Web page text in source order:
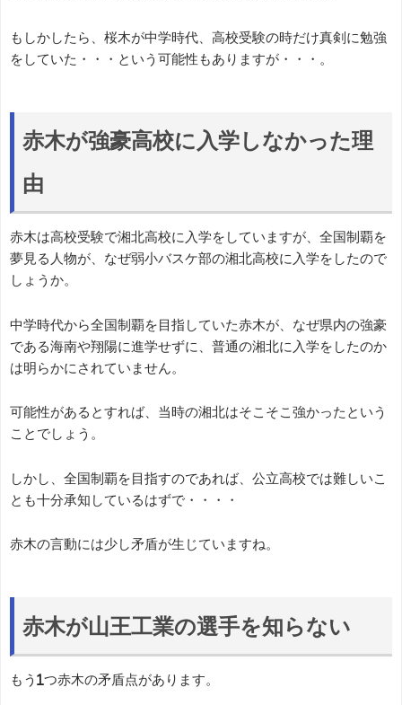
もしかしたら、桜木が中学時代、高校受験の時だけ真剣に勉強
をしていた・・・という可能性もありますが・・・。
赤木が強豪高校に入学しなかった理
由
赤木は高校受験で湘北高校に入学をしていますが、全国制覇を
夢見る人物が、なぜ弱小バスケ部の湘北高校に入学をしたので
しょうか。
中学時代から全国制覇を目指していた赤木が、なぜ県内の強豪
である海南や翔陽に進学せずに、普通の湘北に入学をしたのか
は明らかにされていません。
可能性があるとすれば、当時の湘北はそこそこ強かったという
ことでしょう。
しかし、全国制覇を目指すのであれば、公立高校では難しいこ
とも十分承知しているはずで・・・・
赤木の言動には少し矛盾が生じていますね。
赤木が山王工業の選手を知らない
もう1つ赤木の矛盾点があります。